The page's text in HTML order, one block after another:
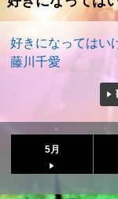
好きになってはい
藤川千愛
5月